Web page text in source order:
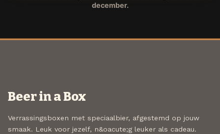
december.
Beer in a Box
Verrassingsboxen met speciaalbier, afgestemd op jouw
smaak. Leuk voor jezelf, n&oacute;g leuker als cadeau.